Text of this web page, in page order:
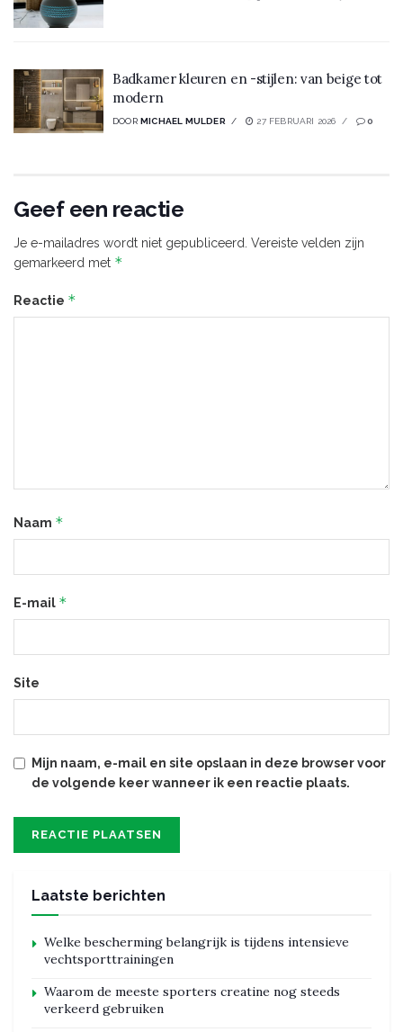
Badkamer kleuren en -stijlen: van beige tot
modern
DOOR MICHAEL MULDER 27 FEBRUARI 2026 0
Geef een reactie
Je e-mailadres wordt niet gepubliceerd. Vereiste velden zijn
gemarkeerd met *
Reactie *
Naam *
E-mail *
Site
Mijn naam, e-mail en site opslaan in deze browser voor
de volgende keer wanneer ik een reactie plaats.
Laatste berichten
Welke bescherming belangrijk is tijdens intensieve
vechtsporttrainingen
Waarom de meeste sporters creatine nog steeds
verkeerd gebruiken